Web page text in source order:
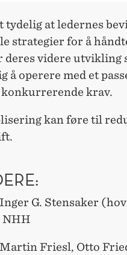
tydelig at ledernes
strategier for å
deres videre utvikling
å operere med et
krav.
kan føre til
G. Stensaker
NHH
Friesl, Otto